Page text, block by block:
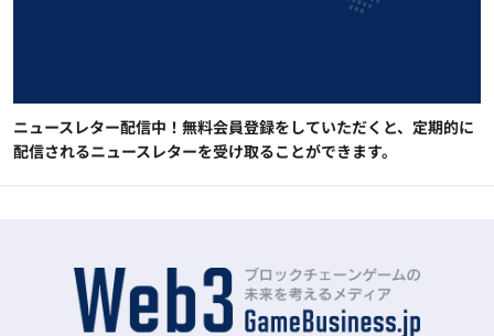
ニュースレター配信中！無料会員登録をしていただくと、定期的に
配信されるニュースレターを受け取ることができます。